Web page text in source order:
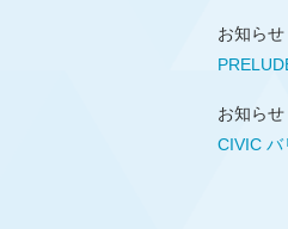
お知らせ
お知らせ
CIVIC バ